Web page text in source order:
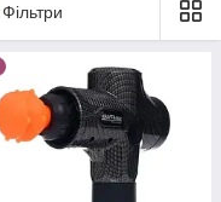
Фільтри